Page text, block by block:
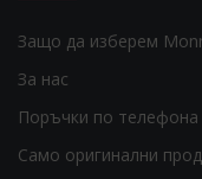
Защо да изберем
За нас
Поръчки по телефона
Само оригинални